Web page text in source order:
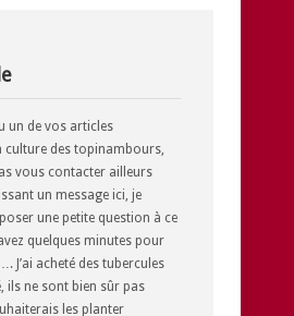
un de vos articles
culture des topinambours,
vous contacter ailleurs
un message ici, je
une petite question à ce
quelques minutes pour
J’ai acheté des tubercules
ils ne sont bien sûr pas
les planter